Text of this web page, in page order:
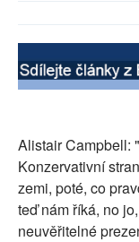
SOCIÁLNÍ SÍTĚ
PLNÁ VERZE
Alistair Campbell:
Konzervativní
zemi, poté, co
teď nám říká, no
neuvěřitelné